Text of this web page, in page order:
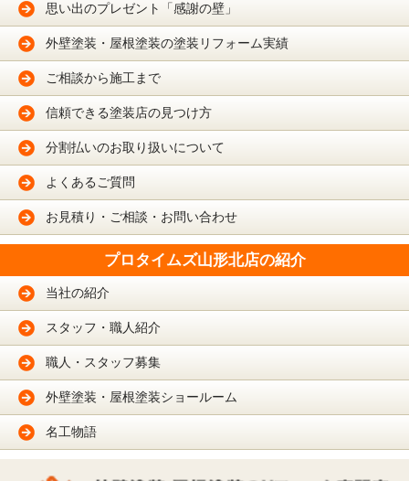
思い出のプレゼント「感謝の壁」
外壁塗装・屋根塗装の塗装リフォーム実績
ご相談から施工まで
信頼できる塗装店の見つけ方
分割払いのお取り扱いについて
よくあるご質問
お見積り・ご相談・お問い合わせ
プロタイムズ山形北店の紹介
当社の紹介
スタッフ・職人紹介
職人・スタッフ募集
外壁塗装・屋根塗装ショールーム
名工物語